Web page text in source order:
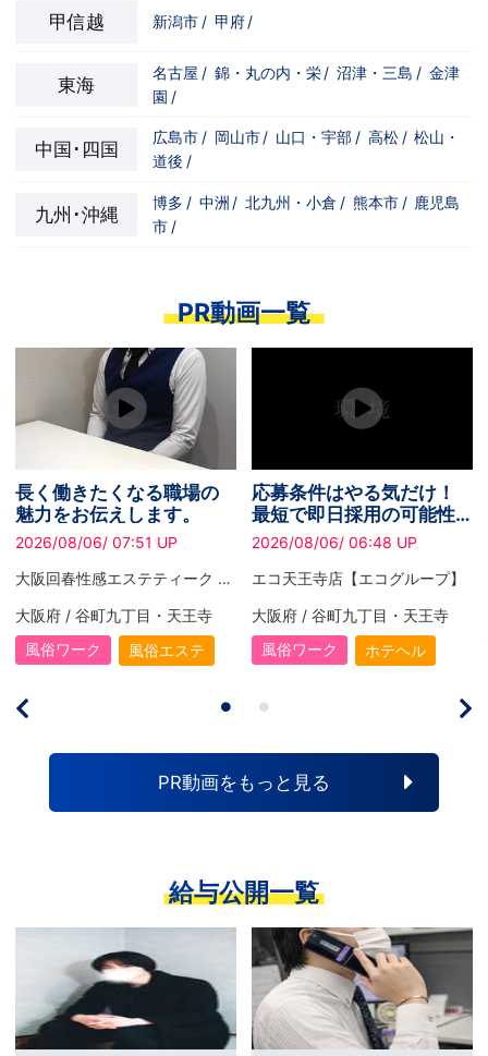
は一切不問。あなたの『これから』に先行
やすいように日々考えて環境を整えていく
のが業務になります。特別な技能は要りま
ちがあればOKです。
甲信越 新潟市 / 甲府 /
東海
名古屋 / 錦・丸の内・栄 / 沼津・三島 / 金津
園 /
中国･四国
広島市 / 岡山市 / 山口・宇部 / 高松 / 松山・
道後 /
九州･沖縄
博多 / 中洲 / 北九州・小倉 / 熊本市 / 鹿児島
市 /
PR動画一覧
長く働きたくなる職場の
魅力をお伝えします。
2026/08/06/ 07:51 UP
大阪回春性感エステティーク 谷九店【スピードグループ】
大阪府 / 谷町九丁目・天王寺
風俗ワーク
風俗エステ
応募条件はやる気だけ！
最短で即日採用の可能性
あり✧
2026/08/06/ 06:48 UP
エコ天王寺店【エコグループ】
大阪府 / 谷町九丁目・天王寺
風俗ワーク
ホテヘル
PR動画をもっと見る
給与公開一覧